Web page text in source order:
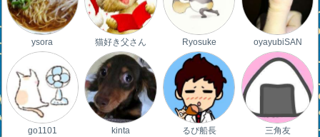
ysora 猫好き父さん Ryosuke oyayubiSAN
go1101 kinta るぴ船長 三角友